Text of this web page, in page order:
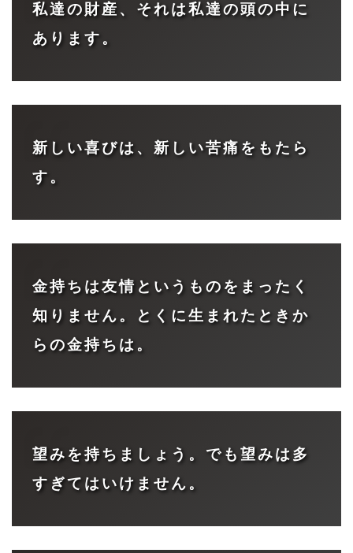
私達の財産、それは私達の頭の中に
あります。
新しい喜びは、新しい苦痛をもたら
す。
金持ちは友情というものをまったく
知りません。とくに生まれたときか
らの金持ちは。
望みを持ちましょう。でも望みは多
すぎてはいけません。